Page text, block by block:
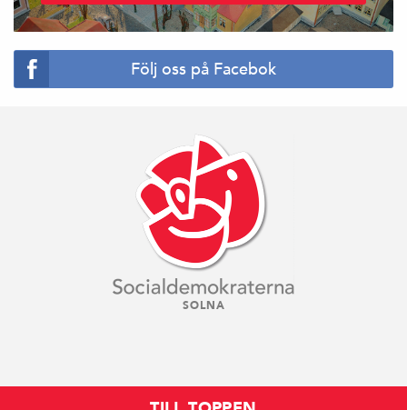
Följ oss på Facebok
SOLNA